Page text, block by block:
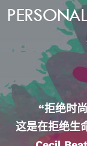
“拒绝时尚
这是在拒绝生